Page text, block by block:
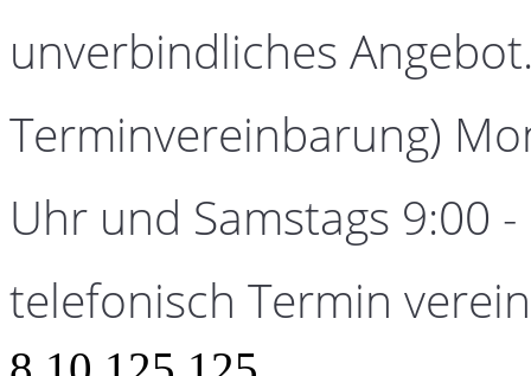
unverbindliches
Terminvereinbarung)
Uhr und Samstags 9:00
telefonisch Termin